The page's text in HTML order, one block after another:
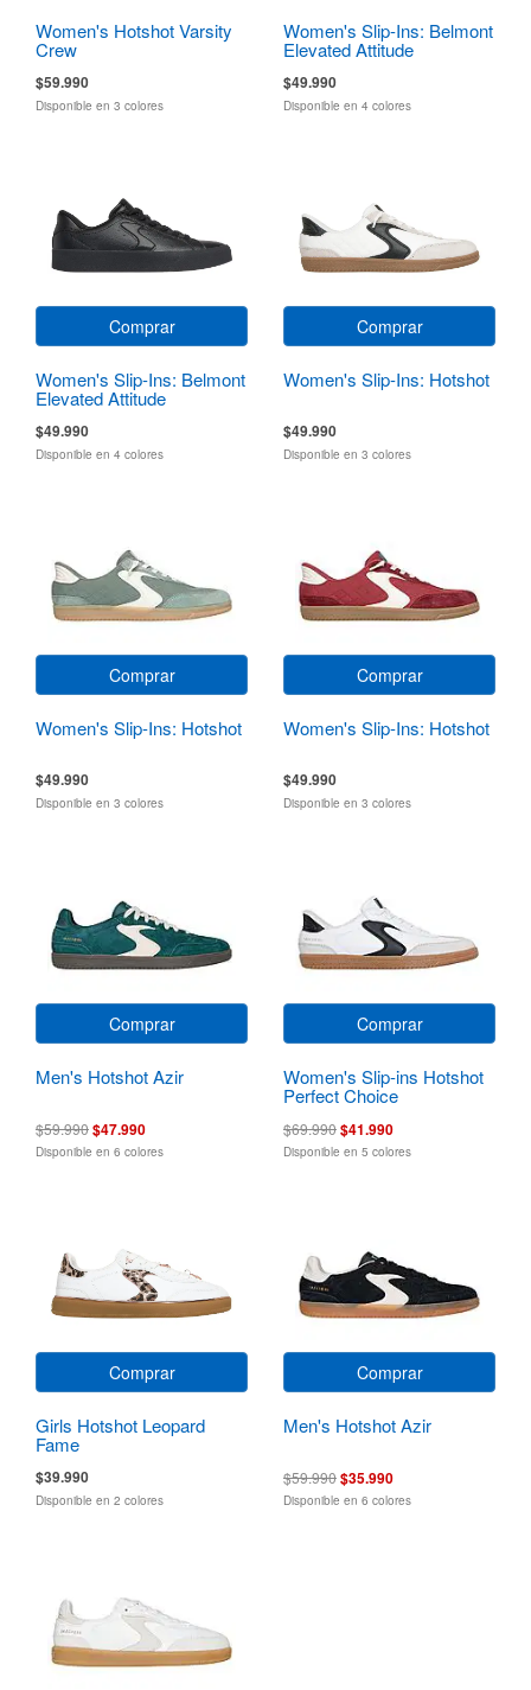
Women's Hotshot Varsity
Crew
$59.990
Disponible en 3 colores
Women's Slip-Ins: Belmont
Elevated Attitude
$49.990
Disponible en 4 colores
Comprar
Women's Slip-Ins: Belmont
Elevated Attitude
$49.990
Disponible en 4 colores
Comprar
Women's Slip-Ins: Hotshot
$49.990
Disponible en 3 colores
Comprar
Women's Slip-Ins: Hotshot
$49.990
Disponible en 3 colores
Comprar
Women's Slip-Ins: Hotshot
$49.990
Disponible en 3 colores
Comprar
Men's Hotshot Azir
$59.990$47.990
Disponible en 6 colores
Comprar
Women's Slip-ins Hotshot
Perfect Choice
$69.990$41.990
Disponible en 5 colores
Comprar
Girls Hotshot Leopard
Fame
$39.990
Disponible en 2 colores
Comprar
Men's Hotshot Azir
$59.990$35.990
Disponible en 6 colores